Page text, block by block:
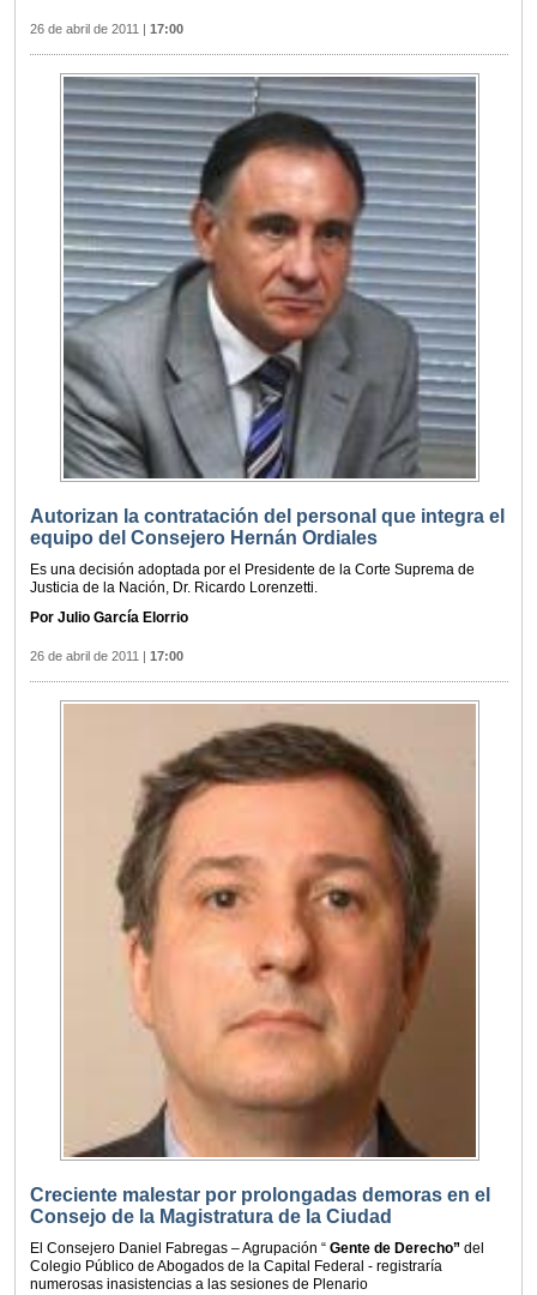
26 de abril de 2011 | 17:00
Autorizan la contratación del personal que integra el
equipo del Consejero Hernán Ordiales
Es una decisión adoptada por el Presidente de la Corte Suprema de
Justicia de la Nación, Dr. Ricardo Lorenzetti.
Por Julio García Elorrio
26 de abril de 2011 17:00
Creciente malestar por prolongadas demoras en el
Consejo de la Magistratura de la Ciudad
El Consejero Daniel Fabregas – Agrupación “ Gente de Derecho” del
Colegio Público de Abogados de la Capital Federal - registraría
numerosas inasistencias a las sesiones de Plenario